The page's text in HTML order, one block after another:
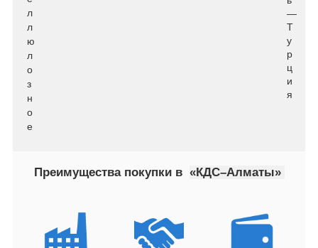
л
л
ю
л
о
з
н
о
е
—
Т
у
р
ц
и
я
Преимущества покупки в «КДС–Алматы»